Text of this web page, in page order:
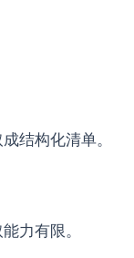
结构化清单。
力有限。